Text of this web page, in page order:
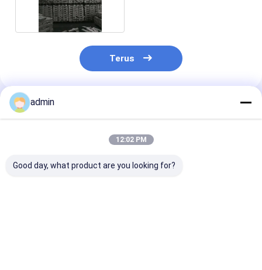
Terus
Rekomendasi Produk
admin
12:02 PM
Good day, what product are you looking for?